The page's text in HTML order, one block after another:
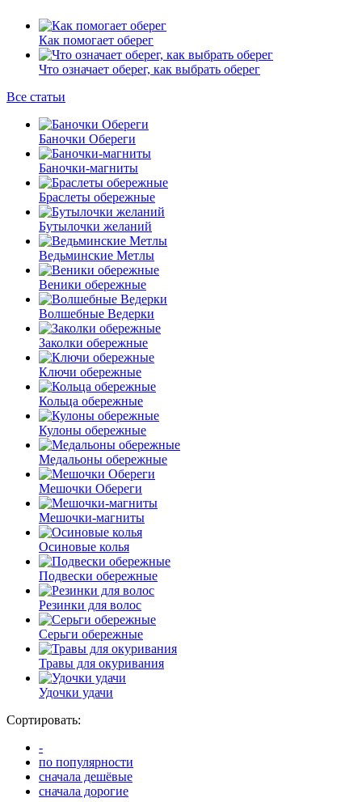
Как помогает оберег
Что означает оберег, как выбрать оберег
Все статьи
Баночки Обереги
Баночки-магниты
Браслеты обережные
Бутылочки желаний
Ведьминские Метлы
Веники обережные
Волшебные Ведерки
Заколки обережные
Ключи обережные
Кольца обережные
Кулоны обережные
Медальоны обережные
Мешочки Обереги
Мешочки-магниты
Осиновые колья
Подвески обережные
Резинки для волос
Серьги обережные
Травы для окуривания
Удочки удачи
Сортировать:
-
по популярности
сначала дешёвые
сначала дорогие